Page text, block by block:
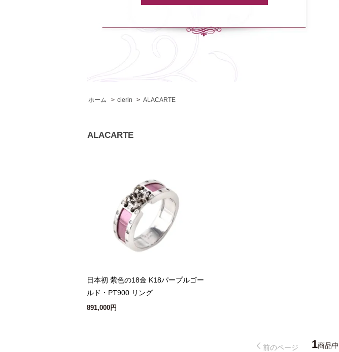
ホーム > cierin > ALACARTE
ALACARTE
日本初 紫色の18金 K18パープルゴー
ルド・PT900 リング
891,000円
前のページ 1商品中